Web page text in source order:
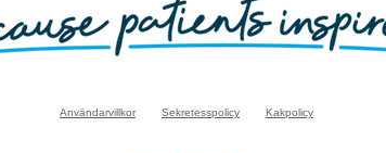
Användarvillkor Sekretesspolicy Kakpolicy